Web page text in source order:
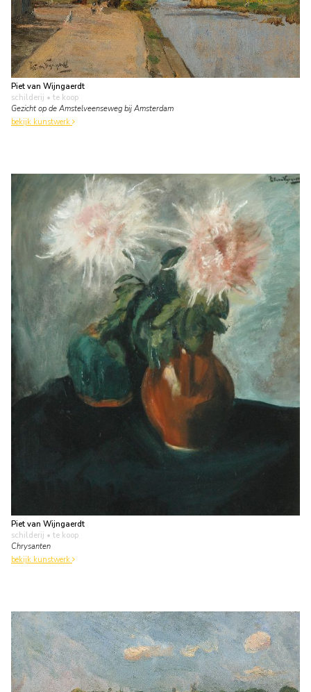
Piet van Wijngaerdt
schilderij • te koop
Gezicht op de Amstelveenseweg bij Amsterdam
bekijk kunstwerk
Piet van Wijngaerdt
schilderij • te koop
Chrysanten
bekijk kunstwerk